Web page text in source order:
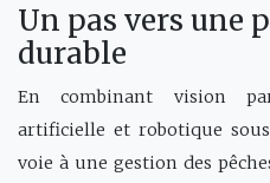
Un pas vers une
durable
En combinant vision
artificielle et robotique
voie à une gestion des